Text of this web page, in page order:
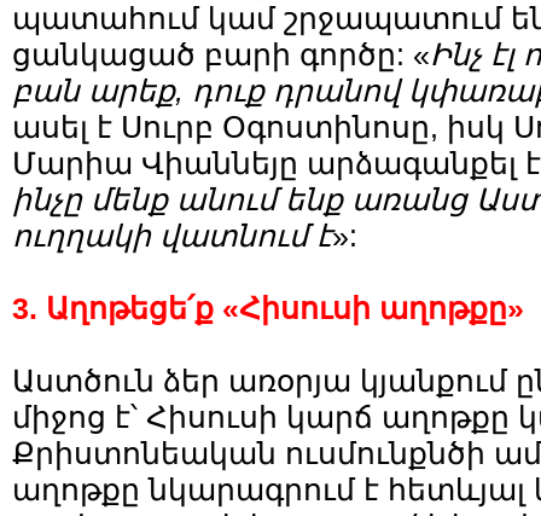
պատահում կամ շրջապատում
ցանկացած բարի գործը: «Ինչ էլ
բան արեք, դուք դրանով
ասել է Սուրբ Օգոստինոսը, իսկ
Մարիա Վիաննեյը արձագանքել
ինչը մենք անում ենք առանց
ուղղակի վատնում է»:
3. Աղոթեցե՛ք «Հիսուսի աղոթքը»
Աստծուն ձեր առօրյա կյանքում
միջոց է՝ Հիսուսի կարճ աղոթքը
Քրիստոնեական ուսմունքնծի
աղոթքը նկարագրում է